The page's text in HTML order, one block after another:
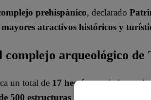
prehispánico, declarado
mayores atractivos históricos y
complejo arqueológico de
un total de 17 hectáreas, de las
500 estructuras arquitectónicas